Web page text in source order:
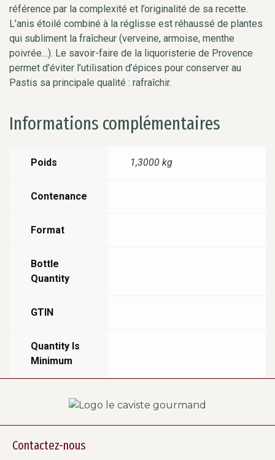
référence par la complexité et l’originalité de sa recette.
L’anis étoilé combiné à la réglisse est réhaussé de plantes
qui subliment la fraîcheur (verveine, armoise, menthe
poivrée…). Le savoir-faire de la liquoristerie de Provence
permet d’éviter l’utilisation d’épices pour conserver au
Pastis sa principale qualité : rafraîchir.
Informations complémentaires
Poids 1,3000 kg
Contenance
Format
Bottle
Quantity
GTIN
Quantity Is
Minimum
Contactez-nous